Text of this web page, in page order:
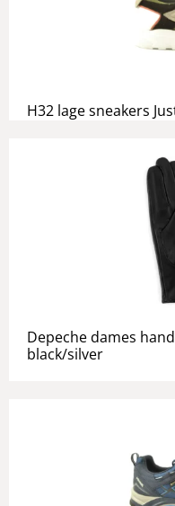
H32 lage sneakers
Depeche dames
black/silver